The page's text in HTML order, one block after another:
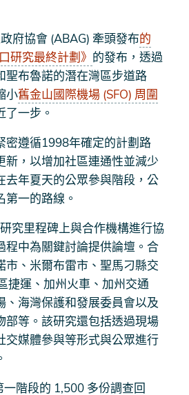
府協會 (ABAG) 牽頭發布的
研究最終計劃》 的發布，透過
聖布魯諾的潛在灣區步道路
小舊金山國際機場 (SFO) 周圍
了一步。
密遵循1998年確定的計劃路
新，以增加社區連通性並減少
去年夏天的公眾參與階段，公
一的路線。
究里程碑上與合作機構進行協
程中為關鍵討論提供論壇。合
市、米爾布雷市、聖馬刁縣交
捷運、加州火車、加州交通
、海灣保護和發展委員會以及
部等。該研究還包括透過現場
交媒體參與等形式與公眾進行
階段的 1,500 多份調查回